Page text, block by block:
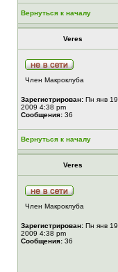
Вернуться к началу
Veres
Член Макроклуба
Зарегистрирован: Пн янв 19,
2009 4:38 pm
Сообщения: 36
Вернуться к началу
Veres
Член Макроклуба
Зарегистрирован: Пн янв 19,
2009 4:38 pm
Сообщения: 36